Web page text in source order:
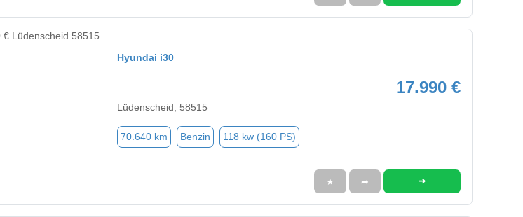
Hyundai i30
17.990 €
Lüdenscheid, 58515
70.640 km Benzin 118 kw (160 PS)
★ ➦ ➜